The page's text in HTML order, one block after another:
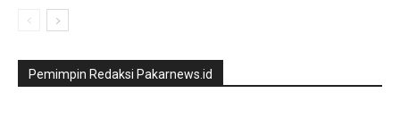
Pemimpin Redaksi Pakarnews.id